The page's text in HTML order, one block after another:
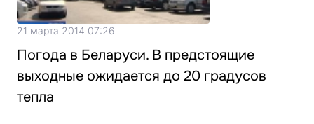
21 марта 2014 07:26
Погода в Беларуси. В предстоящие
выходные ожидается до 20 градусов
тепла